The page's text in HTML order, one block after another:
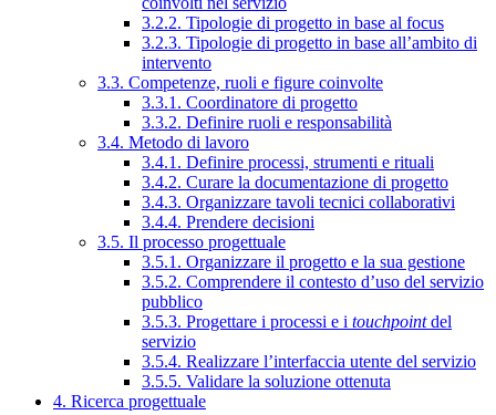
3.2.2. Tipologie di progetto in base al focus
3.2.3. Tipologie di progetto in base all’ambito di
intervento
3.3. Competenze, ruoli e figure coinvolte
3.3.1. Coordinatore di progetto
3.3.2. Definire ruoli e responsabilità
3.4. Metodo di lavoro
3.4.1. Definire processi, strumenti e rituali
3.4.2. Curare la documentazione di progetto
3.4.3. Organizzare tavoli tecnici collaborativi
3.4.4. Prendere decisioni
3.5. Il processo progettuale
3.5.1. Organizzare il progetto e la sua gestione
3.5.2. Comprendere il contesto d’uso del servizio
pubblico
3.5.3. Progettare i processi e i touchpointdel
servizio
3.5.4. Realizzare l’interfaccia utente del servizio
3.5.5. Validare la soluzione ottenuta
4. Ricerca progettuale